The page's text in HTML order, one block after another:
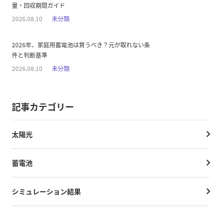
量・回収期間ガイド
2026.08.10
未分類
2026年、家庭用蓄電池は買うべき？元が取れない条
件と判断基準
2026.08.10
未分類
記事カテゴリー
太陽光
蓄電池
シミュレーション結果